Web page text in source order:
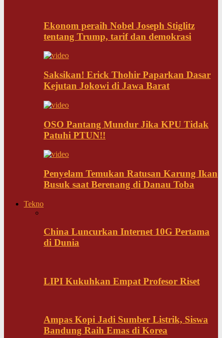
Ekonom peraih Nobel Joseph Stiglitz
tentang Trump, tarif dan demokrasi
Saksikan! Erick Thohir Paparkan Dasar
Kejutan Jokowi di Jawa Barat
OSO Pantang Mundur Jika KPU Tidak
Patuhi PTUN!!
Penyelam Temukan Ratusan Karung Ikan
Busuk saat Berenang di Danau Toba
Tekno
China Luncurkan Internet 10G Pertama
di Dunia
LIPI Kukuhkan Empat Profesor Riset
Ampas Kopi Jadi Sumber Listrik, Siswa
Bandung Raih Emas di Korea